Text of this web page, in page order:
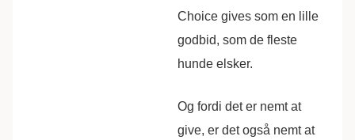
Choice gives som en lille
godbid, som de fleste
hunde elsker.
Og fordi det er nemt at
give, er det også nemt at